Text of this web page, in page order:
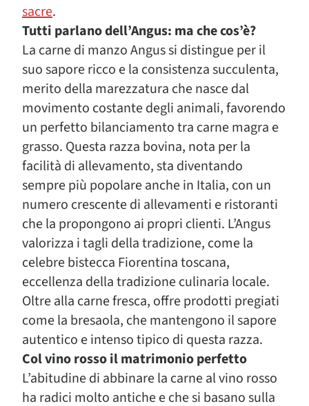
sacre.
Tutti parlano dell’Angus: ma che cos’è?
La carne di manzo Angus si distingue per il
suo sapore ricco e la consistenza succulenta,
merito della marezzatura che nasce dal
movimento costante degli animali, favorendo
un perfetto bilanciamento tra carne magra e
grasso. Questa razza bovina, nota per la
facilità di allevamento, sta diventando
sempre più popolare anche in Italia, con un
numero crescente di allevamenti e ristoranti
che la propongono ai propri clienti. L’Angus
valorizza i tagli della tradizione, come la
celebre bistecca Fiorentina toscana,
eccellenza della tradizione culinaria locale.
Oltre alla carne fresca, offre prodotti pregiati
come la bresaola, che mantengono il sapore
autentico e intenso tipico di questa razza.
Col vino rosso il matrimonio perfetto
L’abitudine di abbinare la carne al vino rosso
ha radici molto antiche e che si basano sulla